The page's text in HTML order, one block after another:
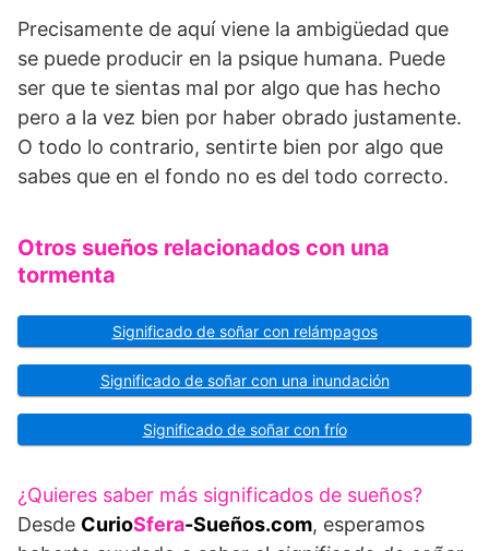
Precisamente de aquí viene la ambigüedad que
se puede producir en la psique humana. Puede
ser que te sientas mal por algo que has hecho
pero a la vez bien por haber obrado justamente.
O todo lo contrario, sentirte bien por algo que
sabes que en el fondo no es del todo correcto.
Otros sueños relacionados con una
tormenta
Significado de soñar con relámpagos
Significado de soñar con una inundación
Significado de soñar con frío
¿Quieres saber más significados de sueños?
Desde CurioSfera-Sueños.com, esperamos